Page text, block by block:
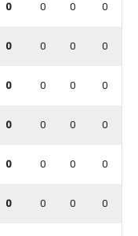
0 0 0 0
0 0 0 0
0 0 0 0
0 0 0 0
0 0 0 0
0 0 0 0